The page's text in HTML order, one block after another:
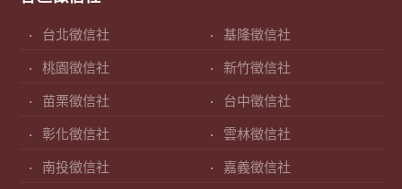
台北徵信社 基隆徵信社
桃園徵信社 新竹徵信社
苗栗徵信社 台中徵信社
彰化徵信社 雲林徵信社
南投徵信社 嘉義徵信社